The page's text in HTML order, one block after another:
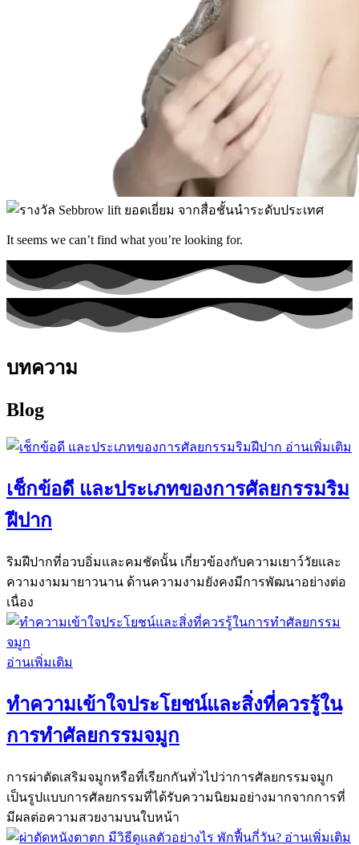
It seems we can’t find what you’re looking for.
บทความ
Blog
อ่านเพิ่มเติม
เช็กข้อดี และประเภทของการศัลยกรรมริม
ฝีปาก
ริมฝีปากที่อวบอิ่มและคมชัดนั้น เกี่ยวข้องกับความเยาว์วัยและ
ความงามมายาวนาน ด้านความงามยังคงมีการพัฒนาอย่างต่อ
เนื่อง
อ่านเพิ่มเติม
ทำความเข้าใจประโยชน์และสิ่งที่ควรรู้ใน
การทำศัลยกรรมจมูก
การผ่าตัดเสริมจมูกหรือที่เรียกกันทั่วไปว่าการศัลยกรรมจมูก
เป็นรูปแบบการศัลยกรรมที่ได้รับความนิยมอย่างมากจากการที่
มีผลต่อความสวยงามบนใบหน้า
อ่านเพิ่มเติม